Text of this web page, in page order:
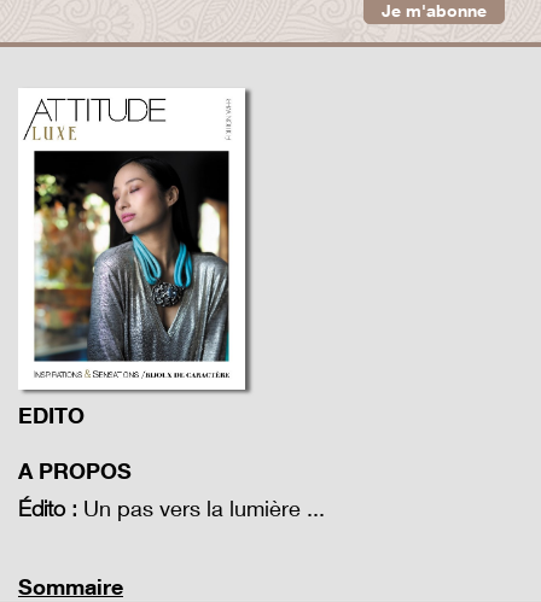
EDITO
A PROPOS
Édito : Un pas vers la lumière ...
Sommaire